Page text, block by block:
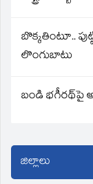
బొక్కతింటూ..
లొంగుబాటు
బండి భగీరథ్‌పై